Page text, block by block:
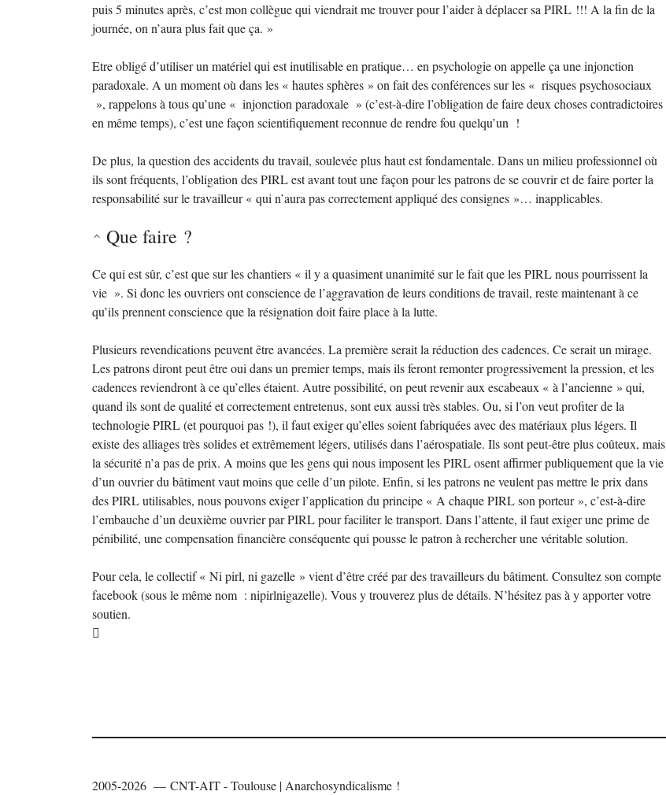
puis 5 minutes après, c’est mon collègue qui viendrait me trouver pour l’aider à déplacer sa PIRL !!! A la fin de la
journée, on n’aura plus fait que ça. »
Etre obligé d’utiliser un matériel qui est inutilisable en pratique… en psychologie on appelle ça une injonction
paradoxale. A un moment où dans les « hautes sphères » on fait des conférences sur les « risques psychosociaux
», rappelons à tous qu’une « injonction paradoxale » (c’est-à-dire l’obligation de faire deux choses contradictoires
en même temps), c’est une façon scientifiquement reconnue de rendre fou quelqu’un !
De plus, la question des accidents du travail, soulevée plus haut est fondamentale. Dans un milieu professionnel où
ils sont fréquents, l’obligation des PIRL est avant tout une façon pour les patrons de se couvrir et de faire porter la
responsabilité sur le travailleur « qui n’aura pas correctement appliqué des consignes »… inapplicables.
Que faire ?
Ce qui est sûr, c’est que sur les chantiers « il y a quasiment unanimité sur le fait que les PIRL nous pourrissent la
vie ». Si donc les ouvriers ont conscience de l’aggravation de leurs conditions de travail, reste maintenant à ce
qu’ils prennent conscience que la résignation doit faire place à la lutte.
Plusieurs revendications peuvent être avancées. La première serait la réduction des cadences. Ce serait un mirage.
Les patrons diront peut être oui dans un premier temps, mais ils feront remonter progressivement la pression, et les
cadences reviendront à ce qu’elles étaient. Autre possibilité, on peut revenir aux escabeaux « à l’ancienne » qui,
quand ils sont de qualité et correctement entretenus, sont eux aussi très stables. Ou, si l’on veut profiter de la
technologie PIRL (et pourquoi pas !), il faut exiger qu’elles soient fabriquées avec des matériaux plus légers. Il
existe des alliages très solides et extrêmement légers, utilisés dans l’aérospatiale. Ils sont peut-être plus coûteux, mais
la sécurité n’a pas de prix. A moins que les gens qui nous imposent les PIRL osent affirmer publiquement que la vie
d’un ouvrier du bâtiment vaut moins que celle d’un pilote. Enfin, si les patrons ne veulent pas mettre le prix dans
des PIRL utilisables, nous pouvons exiger l’application du principe « A chaque PIRL son porteur », c’est-à-dire
l’embauche d’un deuxième ouvrier par PIRL pour faciliter le transport. Dans l’attente, il faut exiger une prime de
pénibilité, une compensation financière conséquente qui pousse le patron à rechercher une véritable solution.
Pour cela, le collectif « Ni pirl, ni gazelle » vient d’être créé par des travailleurs du bâtiment. Consultez son compte
facebook (sous le même nom : nipirlnigazelle). Vous y trouverez plus de détails. N’hésitez pas à y apporter votre
soutien.

2005-2026 — CNT-AIT - Toulouse | Anarchosyndicalisme !